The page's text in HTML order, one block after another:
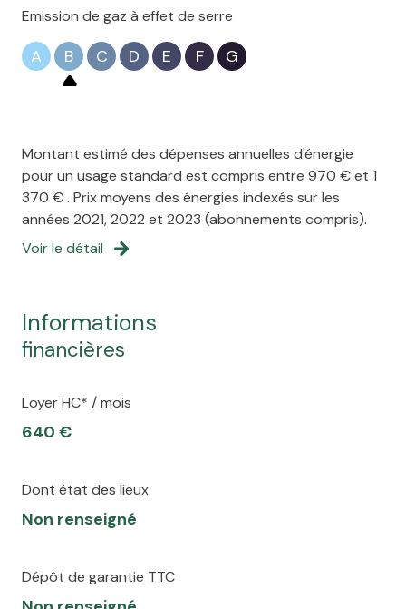
Emission de gaz à effet de serre
A B C D E F G
Montant estimé des dépenses annuelles d'énergie
pour un usage standard est compris entre 970 € et 1
370 € . Prix moyens des énergies indexés sur les
années 2021, 2022 et 2023 (abonnements compris).
Voir le détail
informations
financières
Loyer HC* / mois
640 €
Dont état des lieux
Non renseigné
Dépôt de garantie TTC